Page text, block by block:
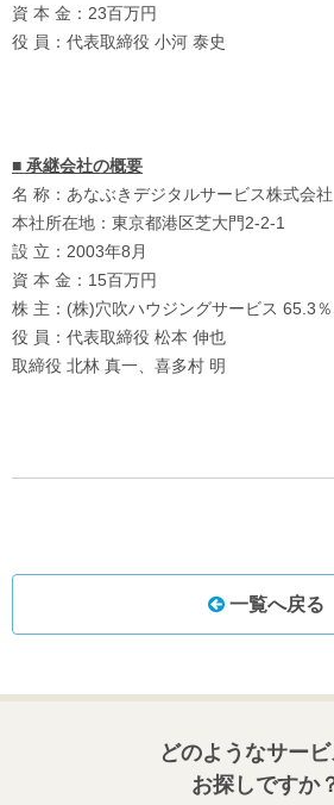
資 本 金：23百万円
役 員：代表取締役 小河 泰史
■ 承継会社の概要
名 称：あなぶきデジタルサービス株式会社
本社所在地：東京都港区芝大門2-2-1
設 立：2003年8月
資 本 金：15百万円
株 主：(株)穴吹ハウジングサービス 65.3
役 員：代表取締役 松本 伸也
取締役 北林 真一、喜多村 明
一覧へ戻る
どのようなサー
お探しですか